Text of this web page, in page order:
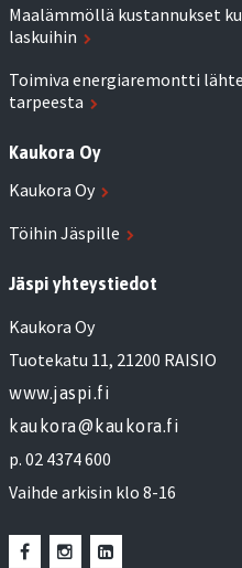
Maalämmöllä kustannukset
laskuihin
Toimiva energiaremontti
tarpeesta
Kaukora Oy
Kaukora Oy
Töihin Jäspille
Jäspi yhteystiedot
Kaukora Oy
Tuotekatu 11, 21200 RAISIO
www.jaspi.fi
kaukora@kaukora.fi
p. 02 4374 600
Vaihde arkisin klo 8-16